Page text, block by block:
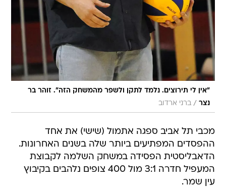
"אין לי תירוצים. נלמד לתקן ולשפר מהמשחק הזה". זוהר בר
נצר / ברני ארדוב
מכבי תל אביב ספגה אתמול (שישי) את אחד
ההפסדים המפתיעים ביותר שלה בשנים האחרונות.
הדאבליסטית הפסידה במשחק השלמה לקבוצת
המעפיל חדרה 3:1 מול 400 צופים נלהבים בקיבוץ
עין שמר.